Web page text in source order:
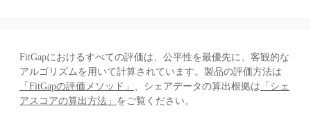
FitGapにおけるすべての評価は、公平性を最優先に、客観的な
アルゴリズムを用いて計算されています。製品の評価方法は
「FitGapの評価メソッド」 、シェアデータの算出根拠は 「シェ
アスコアの算出方法」 をご覧ください。